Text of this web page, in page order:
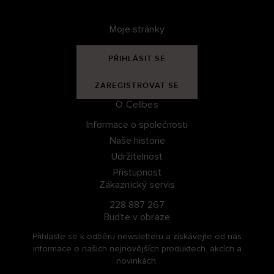
Moje stránky
PŘIHLÁSIT SE
ZAREGISTROVAT SE
O Cellbes
Informace o společnosti
Naše historie
Udržitelnost
Přístupnost
Zákaznický servis
228 887 267
Buďte v obraze
Přihlaste se k odběru newsletteru a získávejte od nás
informace o našich nejnovějších produktech, akcích a
novinkách.